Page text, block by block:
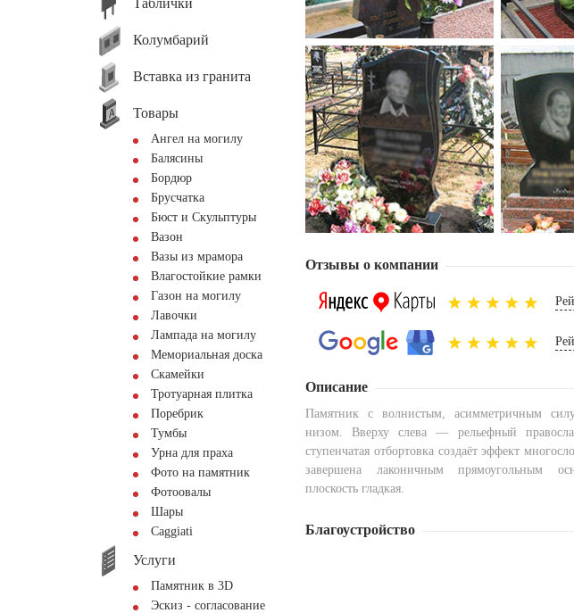
Колумбарий
Вставка из гранита
Товары
Ангел на могилу
Балясины
Бордюр
Брусчатка
Бюст и Скульптуры
Вазон
Вазы из мрамора
Влагостойкие рамки
Газон на могилу
Лавочки
Лампада на могилу
Мемориальная доска
Скамейки
Тротуарная плитка
Поребрик
Тумбы
Урна для праха
Фото на памятник
Фотоовалы
Шары
Сaggiati
Услуги
Памятник в 3D
Эскиз - согласование
Отзывы о компании
Описание
Памятник с волнистым, асимметричным
низом. Вверху слева — рельефный
ступенчатая отбортовка создаёт эффект
завершена лаконичным прямоугольным
плоскость гладкая.
Благоустройство